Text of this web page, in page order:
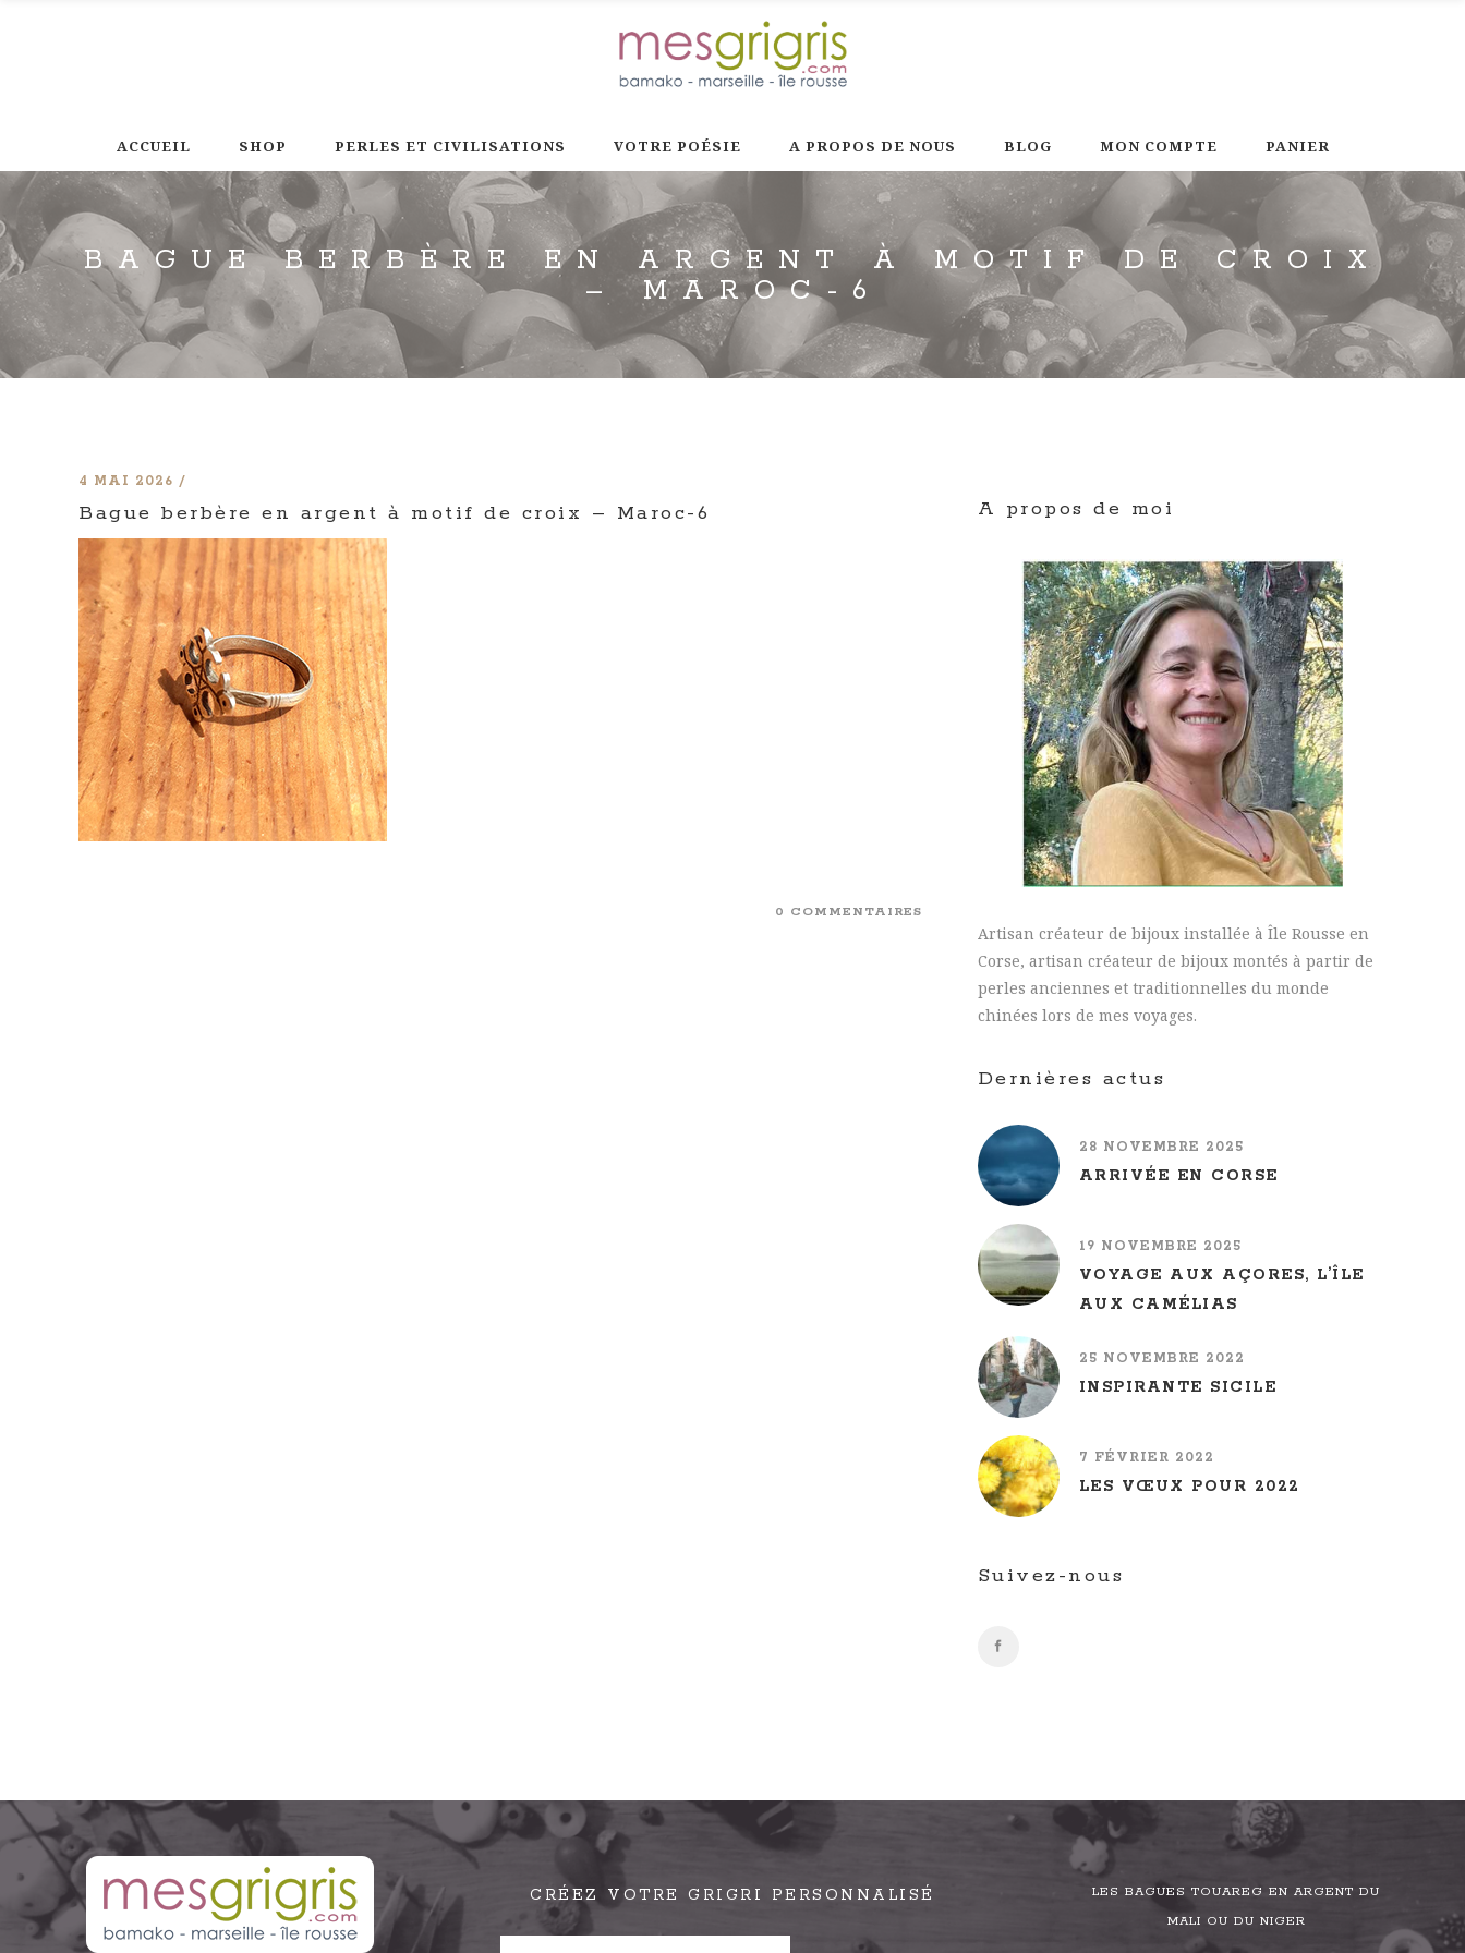
ACCUEIL SHOP PERLES ET CIVILISATIONS VOTRE POÉSIE A PROPOS DE NOUS BLOG MON COMPTE PANIER
BAGUE BERBÈRE EN ARGENT À MOTIF DE CROIX
– MAROC-6
4 MAI 2026
Bague berbère en argent à motif de croix – Maroc-6
0 COMMENTAIRES
A propos de moi
Artisan créateur de bijoux installée à Île Rousse en
Corse, artisan créateur de bijoux montés à partir de
perles anciennes et traditionnelles du monde
chinées lors de mes voyages.
Dernières actus
28 NOVEMBRE 2025
ARRIVÉE EN CORSE
19 NOVEMBRE 2025
VOYAGE AUX AÇORES, L’ÎLE
AUX CAMÉLIAS
25 NOVEMBRE 2022
INSPIRANTE SICILE
7 FÉVRIER 2022
LES VŒUX POUR 2022
Suivez-nous
CRÉEZ VOTRE GRIGRI PERSONNALISÉ
LES BAGUES TOUAREG EN ARGENT DU
MALI OU DU NIGER